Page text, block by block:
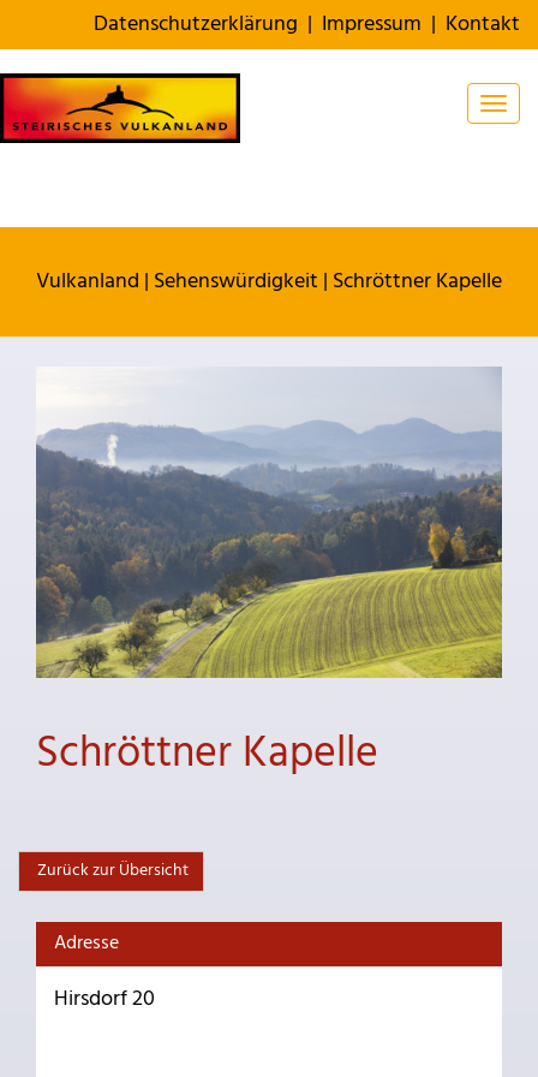
Datenschutzerklärung | Impressum | Kontakt
Vulkanland | Sehenswürdigkeit | Schröttner Kapelle
Schröttner Kapelle
Zurück zur Übersicht
Adresse
Hirsdorf 20